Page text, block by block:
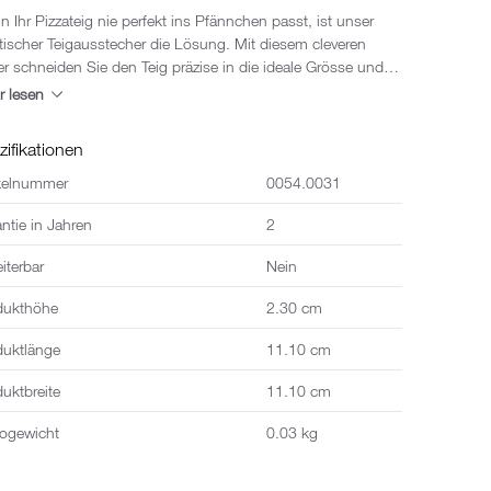
Ihr Pizzateig nie perfekt ins Pfännchen passt, ist unser
Teigausstecher die Lösung. Mit diesem cleveren
schneiden Sie den Teig präzise in die ideale Grösse und
Gefertigt aus robustem Kunststoff, ist der Teigausstecher
für Flammkuchen oder Wähenteig. Perfekte Ergebnisse
lesen
0054.0031
in Jahren 2
Nein
2.30 cm
11.10 cm
11.10 cm
0.03 kg